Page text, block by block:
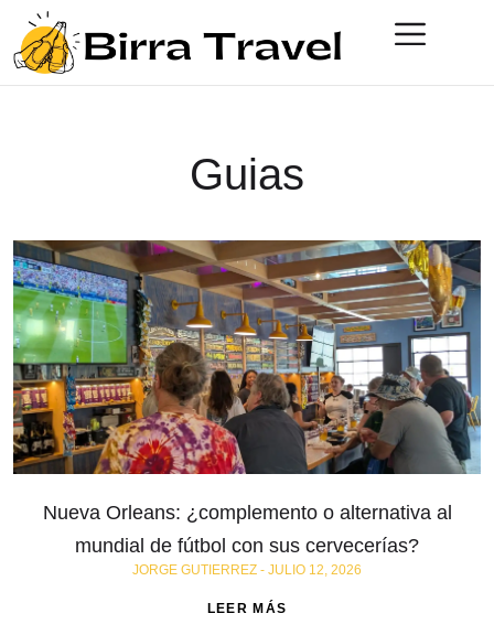
Guias
Nueva Orleans: ¿complemento o alternativa al
mundial de fútbol con sus cervecerías?
JORGE GUTIERREZ JULIO 12, 2026
LEER MÁS